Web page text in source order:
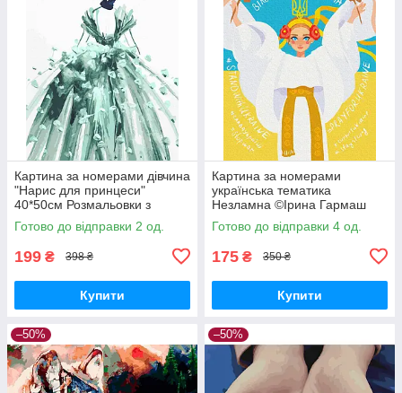
Картина за номерами дівчина
"Нарис для принцеси"
40*50см Розмальовки з
номерами за цифрами
BrushMe GX4744
Готово до відправки 2 од.
199 ₴ 398 ₴
Купити
Картина за номерами
українська тематика
Незламна ©Ірина Гармаш
40х50 Патріотична BrushMe
BS53133
Готово до відправки 4 од.
175 ₴ 350 ₴
Купити
–50% –50%